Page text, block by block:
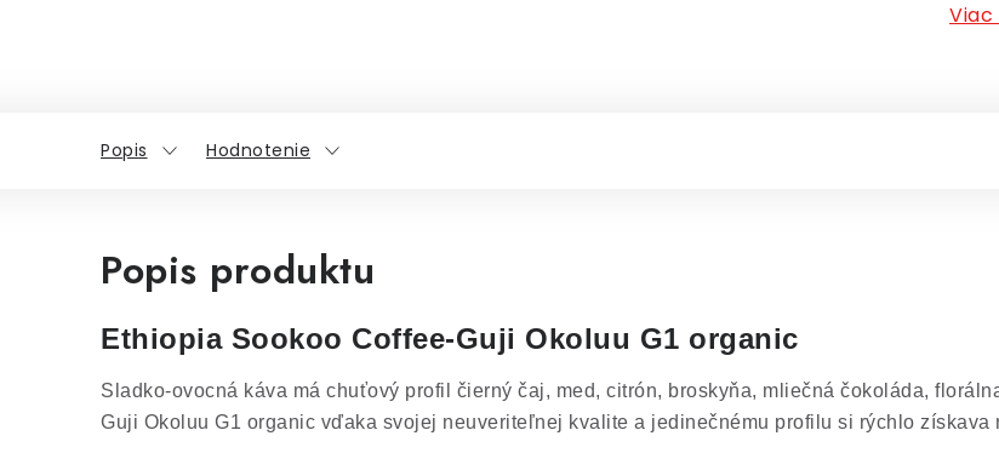
Popis Hodnotenie
Popis produktu
Ethiopia Sookoo Coffee-Guji Okoluu G1 organic
Sladko-ovocná káva má chuťový profil čierný čaj, med, citrón, broskyňa, mliečná čokoláda,
Guji Okoluu G1 organic vďaka svojej neuveriteľnej kvalite a jedinečnému profilu si rýchlo získava